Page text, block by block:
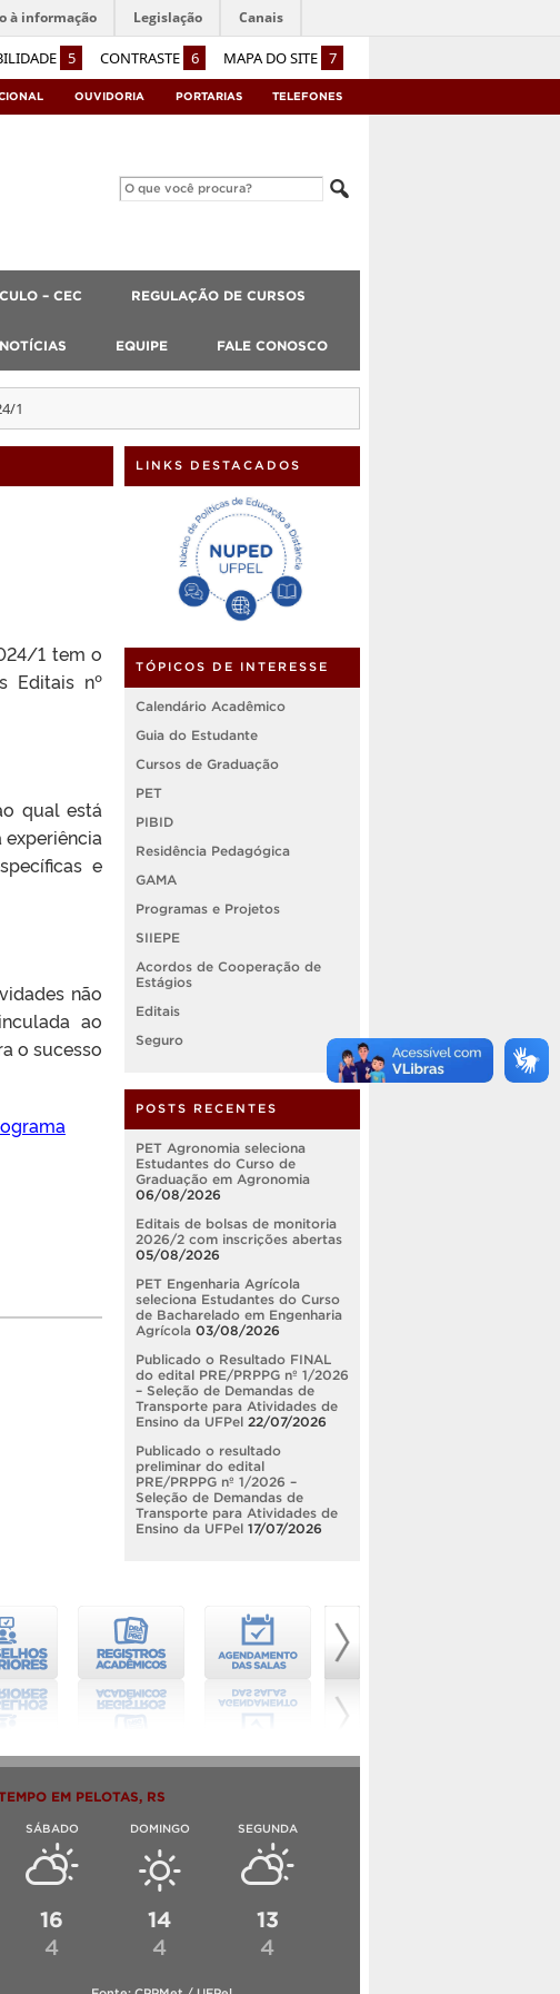
5 CONTRASTE 6 MAPA DO SITE 7
à informação Legislação Canais
OUVIDORIA PORTARIAS TELEFONES
– CEC REGULAÇÃO DE CURSOS
NOTÍCIAS EQUIPE FALE CONOSCO
1
1 tem o
Editais nº
qual está
e
não
ao
o sucesso
LINKS DESTACADOS
TÓPICOS DE INTERESSE
Calendário Acadêmico
Guia do Estudante
Cursos de Graduação
PET
PIBID
Residência Pedagógica
GAMA
Programas e Projetos
SIIEPE
Acordos de Cooperação de
Estágios
Editais
Seguro
POSTS RECENTES
PET Agronomia seleciona
Estudantes do Curso de
Graduação em Agronomia
06/08/2026
Editais de bolsas de monitoria
2026/2 com inscrições abertas
05/08/2026
PET Engenharia Agrícola
seleciona Estudantes do Curso
de Bacharelado em Engenharia
Agrícola 03/08/2026
Publicado o Resultado FINAL
do edital PRE/PRPPG nº 1/2026
– Seleção de Demandas de
Transporte para Atividades de
Ensino da UFPel 22/07/2026
Publicado o resultado
preliminar do edital
PRE/PRPPG nº 1/2026 –
Seleção de Demandas de
Transporte para Atividades de
Ensino da UFPel 17/07/2026
EM PELOTAS, RS
SÁBADO
16
4
DOMINGO
14
4
SEGUNDA
13
4